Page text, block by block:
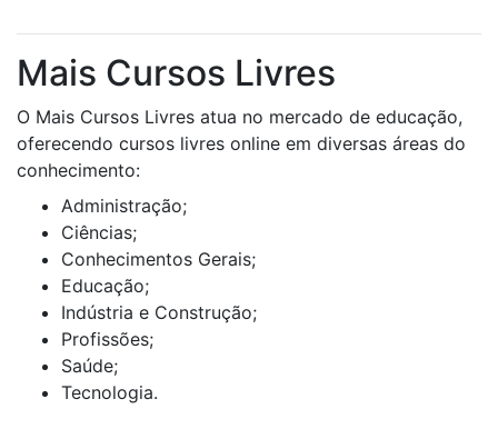
Mais Cursos Livres
O Mais Cursos Livres atua no mercado de educação,
oferecendo cursos livres online em diversas áreas do
conhecimento:
Administração;
Ciências;
Conhecimentos Gerais;
Educação;
Indústria e Construção;
Profissões;
Saúde;
Tecnologia.